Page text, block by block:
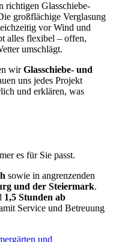
richtigen Glasschiebe-
großflächige Verglasung
vor Wind und
alles flexibel – offen,
umschlägt.
wirGlasschiebe- und
uns jedes Projekt
und erklären, was
es für Sie passt.
sowie in angrenzenden
und der Steiermark.
1,5 Stunden ab
Service und Betreuung
und